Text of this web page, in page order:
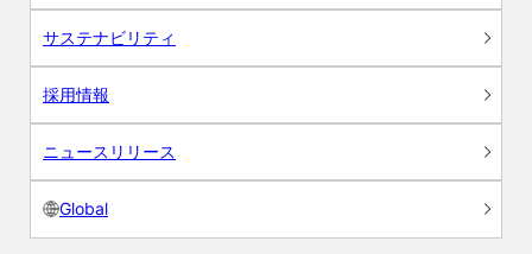
サステナビリティ
採用情報
ニュースリリース
Global